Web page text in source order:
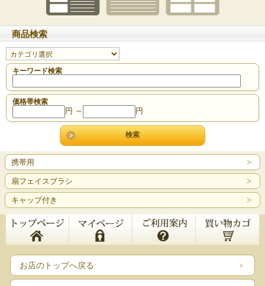
商品検索
キーワード検索
価格帯検索
円 ～ 円
携帯用
扇フェイスブラシ
キャップ付き
お店のトップへ戻る